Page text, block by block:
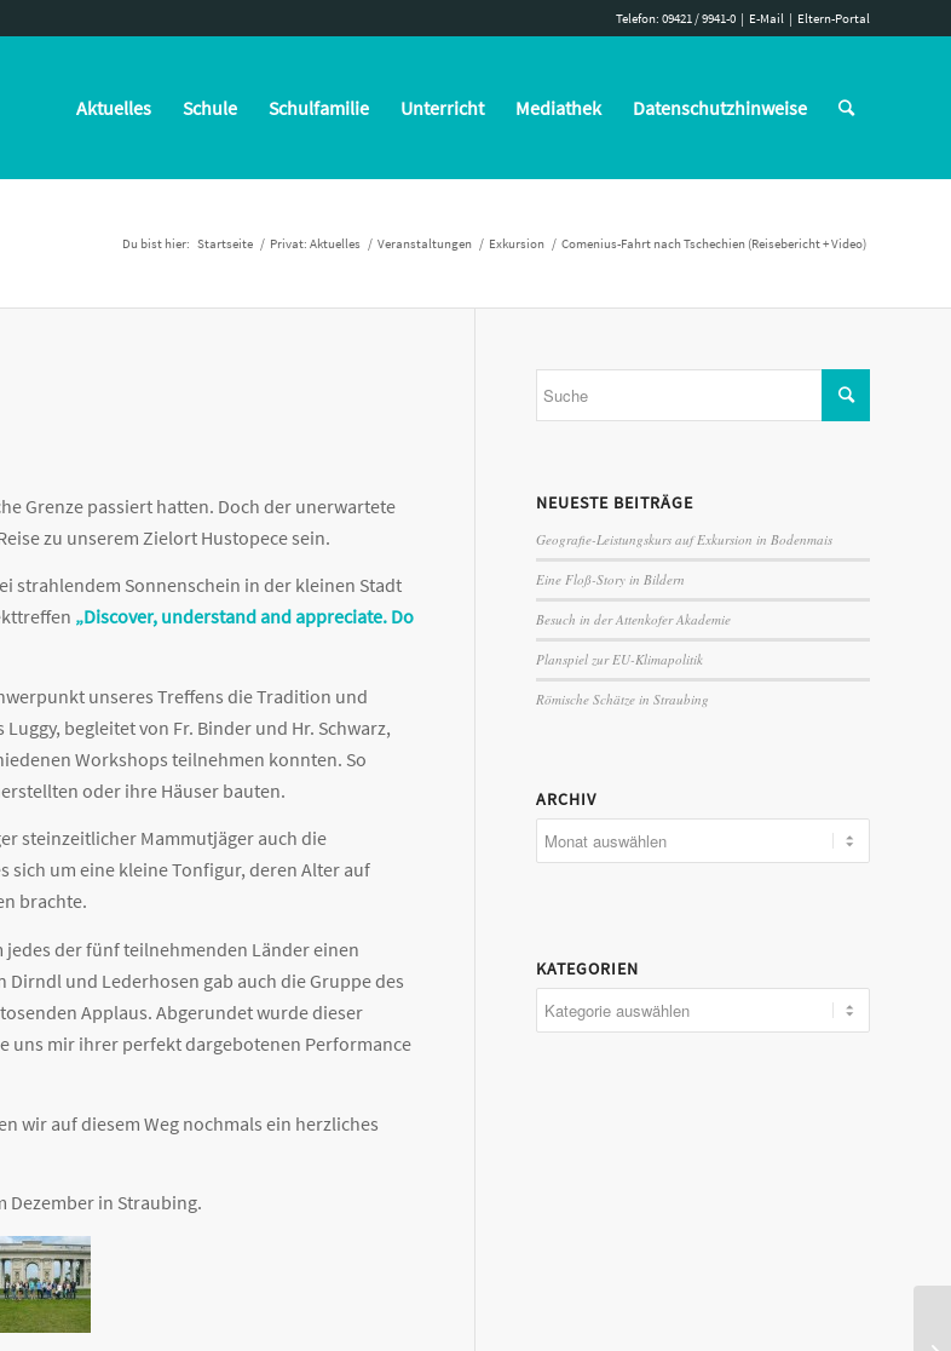
Telefon: 09421 / 9941-0 | E-Mail | Eltern-Portal
Aktuelles Schule Schulfamilie Unterricht Mediathek Datenschutzhinweise
Du bist hier: Startseite / Privat: Aktuelles / Veranstaltungen / Exkursion / Comenius-Fahrt nach Tschechien (Reisebericht + Video)
Grenze passiert hatten. Doch der unerwartete
zu unserem Zielort Hustopece sein.
strahlendem Sonnenschein in der kleinen Stadt
„Discover, understand and appreciate. Do
unseres Treffens die Tradition und
begleitet von Fr. Binder und Hr. Schwarz,
Workshops teilnehmen konnten. So
oder ihre Häuser bauten.
steinzeitlicher Mammutjäger auch die
sich um eine kleine Tonfigur, deren Alter auf
brachte.
jedes der fünf teilnehmenden Länder einen
und Lederhosen gab auch die Gruppe des
Applaus. Abgerundet wurde dieser
uns mir ihrer perfekt dargebotenen Performance
wir auf diesem Weg nochmals ein herzliches
Dezember in Straubing.
NEUESTE BEITRÄGE
Geografie-Leistungskurs auf Exkursion in Bodenmais
Eine Floß-Story in Bildern
Besuch in der Attenkofer Akademie
Planspiel zur EU-Klimapolitik
Römische Schätze in Straubing
ARCHIV
KATEGORIEN